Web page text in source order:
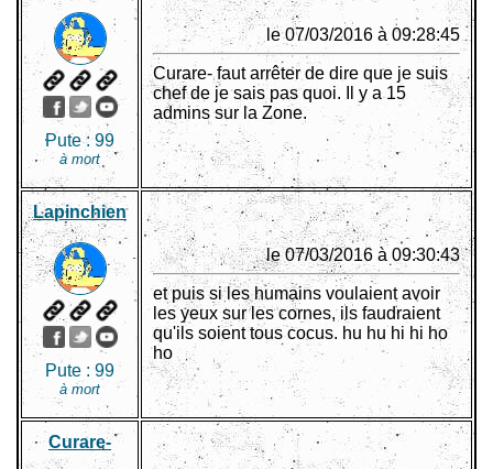
Pute : 99
à mort
le 07/03/2016 à 09:28:45
Curare- faut arrêter de dire que je suis
chef de je sais pas quoi. Il y a 15
admins sur la Zone.
Lapinchien
Pute : 99
à mort
le 07/03/2016 à 09:30:43
et puis si les humains voulaient avoir
les yeux sur les cornes, ils faudraient
qu'ils soient tous cocus. hu hu hi hi ho
ho
Curare-